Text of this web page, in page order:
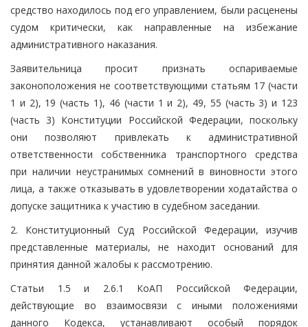
средство находилось под его управлением, были расценены
судом критически, как направленные на избежание
административного наказания.
Заявительница просит признать оспариваемые
законоположения не соответствующими статьям 17 (части
1 и 2), 19 (часть 1), 46 (части 1 и 2), 49, 55 (часть 3) и 123
(часть 3) Конституции Российской Федерации, поскольку
они позволяют привлекать к административной
ответственности собственника транспортного средства
при наличии неустранимых сомнений в виновности этого
лица, а также отказывать в удовлетворении ходатайства о
допуске защитника к участию в судебном заседании.
2. Конституционный Суд Российской Федерации, изучив
представленные материалы, не находит оснований для
принятия данной жалобы к рассмотрению.
Статьи 1.5 и 2.6.1 КоАП Российской Федерации,
действующие во взаимосвязи с иными положениями
данного Кодекса, устанавливают особый порядок